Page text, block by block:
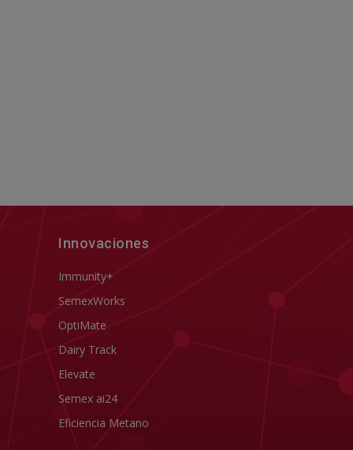
Innovaciones
Immunity+
SemexWorks
OptiMate
Dairy Track
Elevate
Semex ai24
Eficiencia Metano